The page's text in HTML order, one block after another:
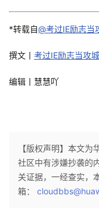
*转载自@考过IE励志当
撰文丨 考过IE励志当攻
编辑丨慧慧吖
【版权声明】本文
社区中有涉嫌抄袭的
关证据，一经查实，
箱：